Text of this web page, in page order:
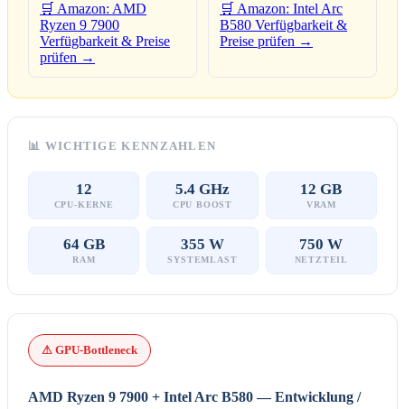
🛒 Amazon: AMD
Ryzen 9 7900
Verfügbarkeit & Preise
prüfen →
🛒 Amazon: Intel Arc
B580 Verfügbarkeit &
Preise prüfen →
📊 WICHTIGE KENNZAHLEN
12
CPU-KERNE
5.4 GHz
CPU BOOST
12 GB
VRAM
64 GB
RAM
355 W
SYSTEMLAST
750 W
NETZTEIL
⚠ GPU-Bottleneck
AMD Ryzen 9 7900 + Intel Arc B580 — Entwicklung /